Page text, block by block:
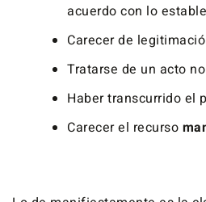
acuerdo con lo
Carecer de
Tratarse de un acto
Haber transcurrido el
Carecer el recurso